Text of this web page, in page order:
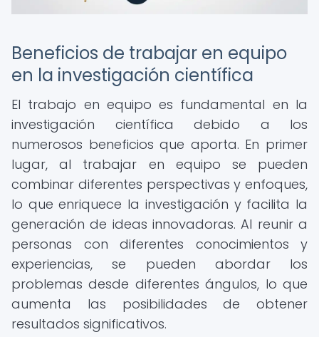
Beneficios de trabajar en equipo
en la investigación científica
El trabajo en equipo es fundamental en la
investigación científica debido a los
numerosos beneficios que aporta. En primer
lugar, al trabajar en equipo se pueden
combinar diferentes perspectivas y enfoques,
lo que enriquece la investigación y facilita la
generación de ideas innovadoras. Al reunir a
personas con diferentes conocimientos y
experiencias, se pueden abordar los
problemas desde diferentes ángulos, lo que
aumenta las posibilidades de obtener
resultados significativos.